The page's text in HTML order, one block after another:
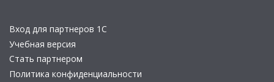
Вход для партнеров 1С
Учебная версия
Стать партнером
Политика конфиденциальности